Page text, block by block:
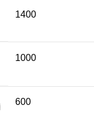
1400
1000
600